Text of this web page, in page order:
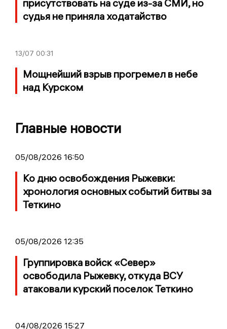
присутствовать на суде из-за СМИ, но
судья не приняла ходатайство
13/07 00:31
Мощнейший взрыв прогремел в небе
над Курском
Главные новости
05/08/2026 16:50
Ко дню освобождения Рыжевки:
хронология основных событий битвы за
Теткино
05/08/2026 12:35
Группировка войск «Север»
освободила Рыжевку, откуда ВСУ
атаковали курский поселок Теткино
04/08/2026 15:27